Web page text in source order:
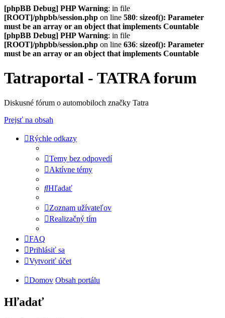
[phpBB Debug] PHP Warning: in file
[ROOT]/phpbb/session.php on line 580: sizeof(): Parameter
must be an array or an object that implements Countable
[phpBB Debug] PHP Warning: in file
[ROOT]/phpbb/session.php on line 636: sizeof(): Parameter
must be an array or an object that implements Countable
Tatraportal - TATRA forum
Diskusné fórum o automobiloch značky Tatra
Prejsť na obsah
Rýchle odkazy
Temy bez odpovedí
Aktívne témy
Hľadať
Zoznam užívateľov
Realizačný tím
FAQ
Prihlásiť sa
Vytvoriť účet
Domov Obsah portálu
Hľadať